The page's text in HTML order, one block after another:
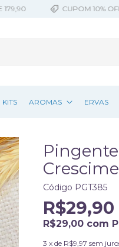
CUPOM 10% OFF |
KITS AROMAS ERVAS
Código PGT385
R$29,90
R$29,00 com
3 x de R$9,97 sem